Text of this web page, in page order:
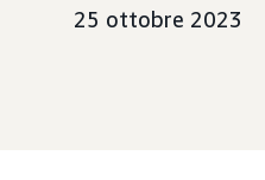
25 ottobre 2023